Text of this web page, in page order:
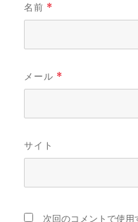
名前 *
メール *
サイト
次回のコメントで使